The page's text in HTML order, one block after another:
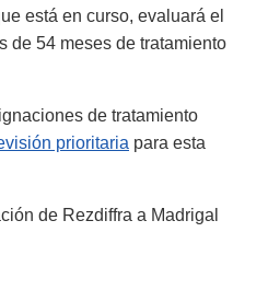
está en curso, evaluará el
de 54 meses de tratamiento
de tratamiento
prioritaria para esta
de Rezdiffra a Madrigal